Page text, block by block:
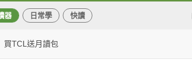
器 日常學 快讀
買TCL送月讀包